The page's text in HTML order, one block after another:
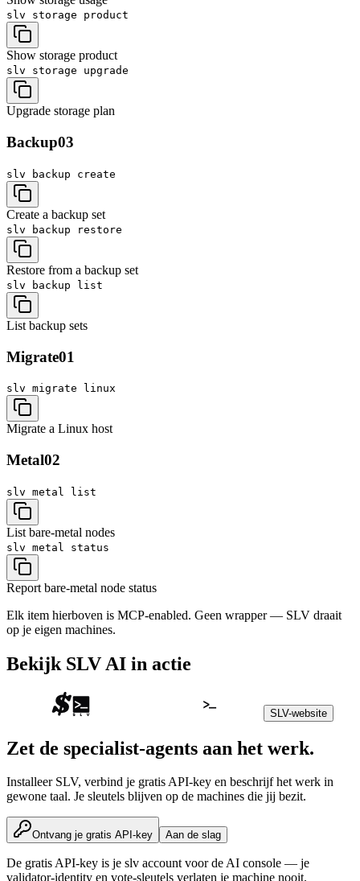
slv storage product
Show storage product
slv storage upgrade
Upgrade storage plan
Backup03
slv backup create
Create a backup set
slv backup restore
Restore from a backup set
slv backup list
List backup sets
Migrate01
slv migrate linux
Migrate a Linux host
Metal02
slv metal list
List bare-metal nodes
slv metal status
Report bare-metal node status
Elk item hierboven is MCP-enabled. Geen wrapper — SLV draait
op je eigen machines.
Bekijk SLV AI in actie
SLV-website
Zet de specialist-agents aan het werk.
Installeer SLV, verbind je gratis API-key en beschrijf het werk in
gewone taal. Je sleutels blijven op de machines die jij bezit.
Ontvang je gratis API-key Aan de slag
De gratis API-key is je slv account voor de AI console — je
validator-identity en vote-sleutels verlaten je machine nooit.